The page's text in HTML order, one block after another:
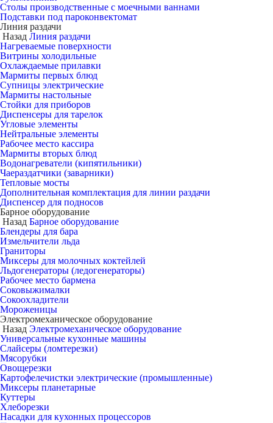
Столы производственные с моечными ваннами
Подставки под пароконвектомат
Линия раздачи
Назад Линия раздачи
Нагреваемые поверхности
Витрины холодильные
Охлаждаемые прилавки
Мармиты первых блюд
Супницы электрические
Мармиты настольные
Стойки для приборов
Диспенсеры для тарелок
Угловые элементы
Нейтральные элементы
Рабочее место кассира
Мармиты вторых блюд
Водонагреватели (кипятильники)
Чаераздатчики (заварники)
Тепловые мосты
Дополнительная комплектация для линии раздачи
Диспенсер для подносов
Барное оборудование
Назад Барное оборудование
Блендеры для бара
Измельчители льда
Граниторы
Миксеры для молочных коктейлей
Льдогенераторы (ледогенераторы)
Рабочее место бармена
Соковыжималки
Сокоохладители
Мороженицы
Электромеханическое оборудование
Назад Электромеханическое оборудование
Универсальные кухонные машины
Слайсеры (ломтерезки)
Мясорубки
Овощерезки
Картофелечистки электрические (промышленные)
Миксеры планетарные
Куттеры
Хлеборезки
Насадки для кухонных процессоров